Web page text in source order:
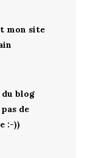
mon site
blog
de
:-))